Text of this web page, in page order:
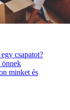
csapatot?
önnek
minket és